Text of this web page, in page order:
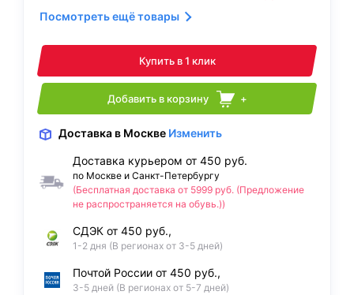
Посмотреть ещё товары
Купить в 1 клик
Добавить в корзину +
Доставка в Москве Изменить
Доставка курьером от 450 руб.
по Москве и Санкт-Петербургу
(Бесплатная доставка от 5999 руб. (Предложение
не распространяется на обувь.))
СДЭК от 450 руб.,
1-2 дня (В регионах от 3-5 дней)
Почтой России от 450 руб.,
3-5 дней (В регионах от 5-7 дней)